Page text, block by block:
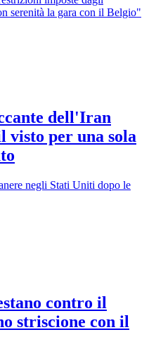
serenità la gara con il Belgio"
dell'Iran
visto per una sola
negli Stati Uniti dopo le
contro il
striscione con il